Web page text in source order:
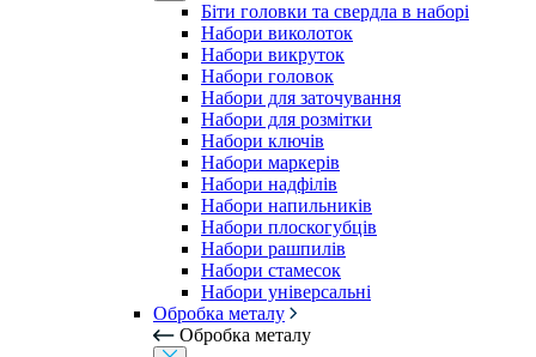
Біти головки та свердла в наборі
Набори виколоток
Набори викруток
Набори головок
Набори для заточування
Набори для розмітки
Набори ключів
Набори маркерів
Набори надфілів
Набори напильників
Набори плоскогубців
Набори рашпилів
Набори стамесок
Набори універсальні
Обробка металу
Обробка металу